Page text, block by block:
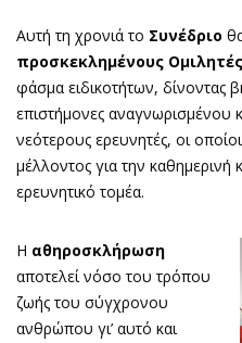
Αυτή τη χρονιά το Συνέδριο
προσκεκλημένους
φάσμα ειδικοτήτων, δίνοντας
επιστήμονες αναγνωρισμένου
νεότερους ερευνητές, οι
μέλλοντος για την καθημερινή
ερευνητικό τομέα.
Η αθηροσκλήρωση
αποτελεί νόσο του τρόπου
ζωής του σύγχρονου
ανθρώπου γι’ αυτό και